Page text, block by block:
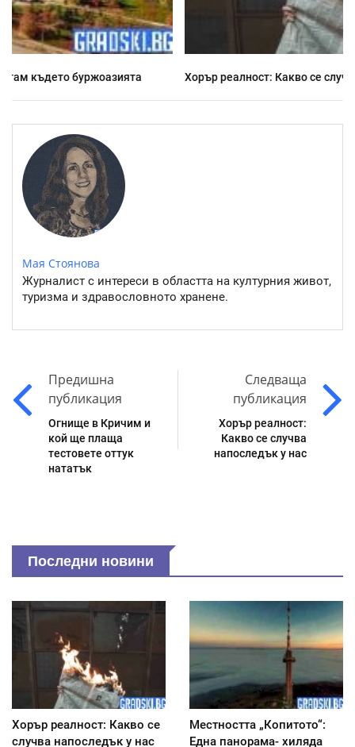
Хорър реалност: Какво се случва напоследък у нас
Мая Стоянова
Журналист с интереси в областта на културния живот,
туризма и здравословното хранене.
Предишна
публикация
Огнище в Кричим и
кой ще плаща
тестовете оттук
нататък
Следваща
публикация
Хорър реалност:
Какво се случва
напоследък у нас
Последни новини
Хорър реалност: Какво се
случва напоследък у нас
Местността „Копитото“:
Една панорама- хиляда